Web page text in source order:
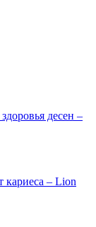
десен –
кариеса – Lion